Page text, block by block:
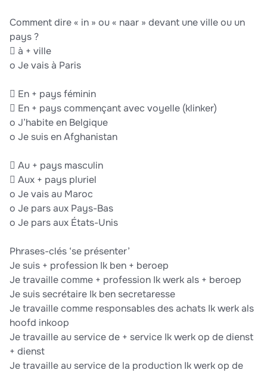
Comment dire « in » ou « naar » devant une ville ou un
pays ?
 à + ville
o Je vais à Paris
 En + pays féminin
 En + pays commençant avec voyelle (klinker)
o J’habite en Belgique
o Je suis en Afghanistan
 Au + pays masculin
 Aux + pays pluriel
o Je vais au Maroc
o Je pars aux Pays-Bas
o Je pars aux États-Unis
Phrases-clés ‘se présenter’
Je suis + profession Ik ben + beroep
Je travaille comme + profession Ik werk als + beroep
Je suis secrétaire Ik ben secretaresse
Je travaille comme responsables des achats Ik werk als
hoofd inkoop
Je travaille au service de + service Ik werk op de dienst
+ dienst
Je travaille au service de la production Ik werk op de